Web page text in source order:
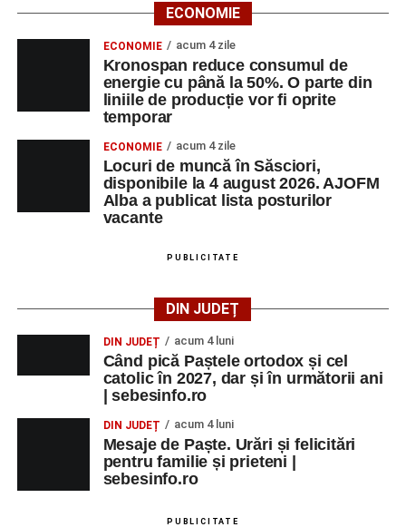
ECONOMIE
ECONOMIE acum 4 zile
Kronospan reduce consumul de
energie cu până la 50%. O parte din
liniile de producție vor fi oprite
temporar
ECONOMIE acum 4 zile
Locuri de muncă în Săsciori,
disponibile la 4 august 2026. AJOFM
Alba a publicat lista posturilor
vacante
PUBLICITATE
DIN JUDEȚ
DIN JUDEȚ acum 4 luni
Când pică Paștele ortodox și cel
catolic în 2027, dar și în următorii ani
| sebesinfo.ro
DIN JUDEȚ acum 4 luni
Mesaje de Paște. Urări și felicitări
pentru familie și prieteni |
sebesinfo.ro
PUBLICITATE